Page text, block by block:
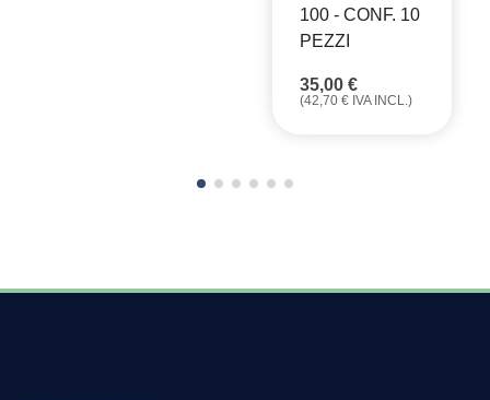
100 - CONF. 10
PEZZI
35,00 €
(42,70 € IVA INCL.)